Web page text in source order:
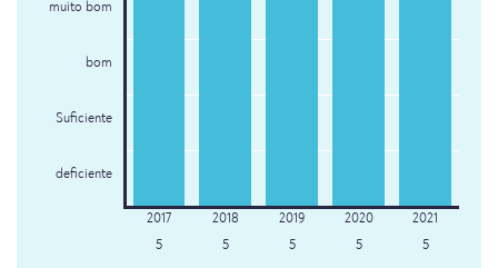
muito bom
bom
Suficiente
deficiente
5 5 5 5 5